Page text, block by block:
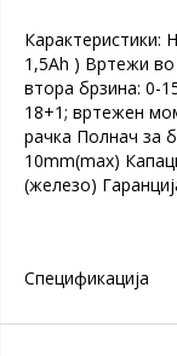
Карактеристики:
1,5Ah ) Вртежи
втора брзина: 0-
18+1; вртежен
рачка Полнач за
10mm(max)
(железо)
Спецификација